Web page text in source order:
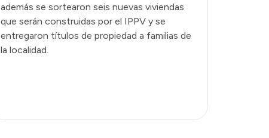
además se sortearon seis nuevas viviendas
que serán construidas por el IPPV y se
entregaron títulos de propiedad a familias de
la localidad.